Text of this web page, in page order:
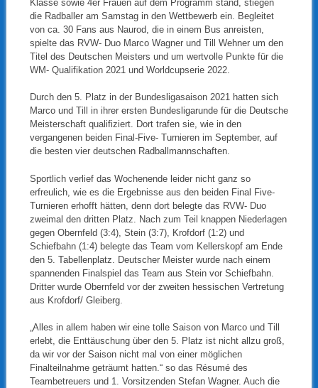
Klasse sowie 4er Frauen auf dem Programm stand, stiegen
die Radballer am Samstag in den Wettbewerb ein. Begleitet
von ca. 30 Fans aus Naurod, die in einem Bus anreisten,
spielte das RVW- Duo Marco Wagner und Till Wehner um den
Titel des Deutschen Meisters und um wertvolle Punkte für die
WM- Qualifikation 2021 und Worldcupserie 2022.
Durch den 5. Platz in der Bundesligasaison 2021 hatten sich
Marco und Till in ihrer ersten Bundesligarunde für die Deutsche
Meisterschaft qualifiziert. Dort trafen sie, wie in den
vergangenen beiden Final-Five- Turnieren im September, auf
die besten vier deutschen Radballmannschaften.
Sportlich verlief das Wochenende leider nicht ganz so
erfreulich, wie es die Ergebnisse aus den beiden Final Five-
Turnieren erhofft hätten, denn dort belegte das RVW- Duo
zweimal den dritten Platz. Nach zum Teil knappen Niederlagen
gegen Obernfeld (3:4), Stein (3:7), Krofdorf (1:2) und
Schiefbahn (1:4) belegte das Team vom Kellerskopf am Ende
den 5. Tabellenplatz. Deutscher Meister wurde nach einem
spannenden Finalspiel das Team aus Stein vor Schiefbahn.
Dritter wurde Obernfeld vor der zweiten hessischen Vertretung
aus Krofdorf/ Gleiberg.
„Alles in allem haben wir eine tolle Saison von Marco und Till
erlebt, die Enttäuschung über den 5. Platz ist nicht allzu groß,
da wir vor der Saison nicht mal von einer möglichen
Finalteilnahme geträumt hatten.“ so das Résumé des
Teambetreuers und 1. Vorsitzenden Stefan Wagner. Auch die